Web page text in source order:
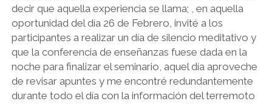
decir que aquella experiencia se llama; , en aquella
oportunidad del día 26 de Febrero, invité a los
participantes a realizar un día de silencio meditativo y
que la conferencia de enseñanzas fuese dada en la
noche para finalizar el seminario, aquel día aproveche
de revisar apuntes y me encontré redundantemente
durante todo el día con la información del terremoto